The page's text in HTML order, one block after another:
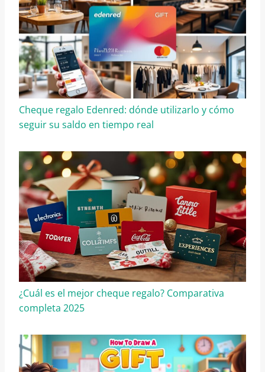
Cheque regalo Edenred: dónde utilizarlo y cómo
seguir su saldo en tiempo real
¿Cuál es el mejor cheque regalo? Comparativa
completa 2025